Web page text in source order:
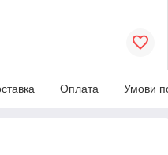
Оплата Умови